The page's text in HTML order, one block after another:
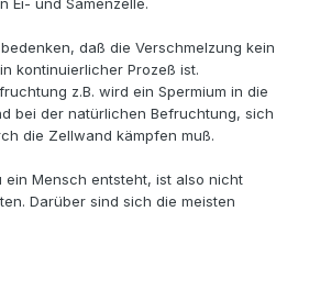
Ei- und Samenzelle.
daß die Verschmelzung kein
kontinuierlicher Prozeß ist.
z.B. wird ein Spermium in die
bei der natürlichen Befruchtung, sich
die Zellwand kämpfen muß.
ein Mensch entsteht, ist also nicht
Darüber sind sich die meisten